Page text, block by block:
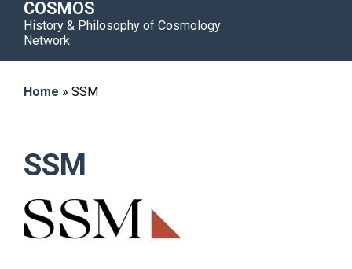
COSMOS
History & Philosophy of Cosmology
Network
v
Home » SSM
SSM